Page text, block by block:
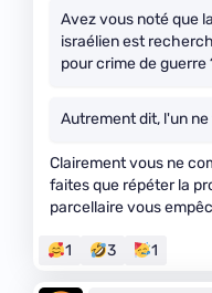
Avez vous noté que
israélien est
pour crime de guerre
Autrement dit, l'un
Clairement vous ne
faites que répéter la
parcellaire vous
1 3 1